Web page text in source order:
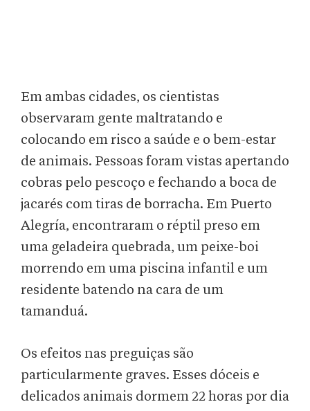
Em ambas cidades, os cientistas
observaram gente maltratando e
colocando em risco a saúde e o bem-estar
de animais. Pessoas foram vistas apertando
cobras pelo pescoço e fechando a boca de
jacarés com tiras de borracha. Em Puerto
Alegría, encontraram o réptil preso em
uma geladeira quebrada, um peixe-boi
morrendo em uma piscina infantil e um
residente batendo na cara de um
tamanduá.
Os efeitos nas preguiças são
particularmente graves. Esses dóceis e
delicados animais dormem 22 horas por dia